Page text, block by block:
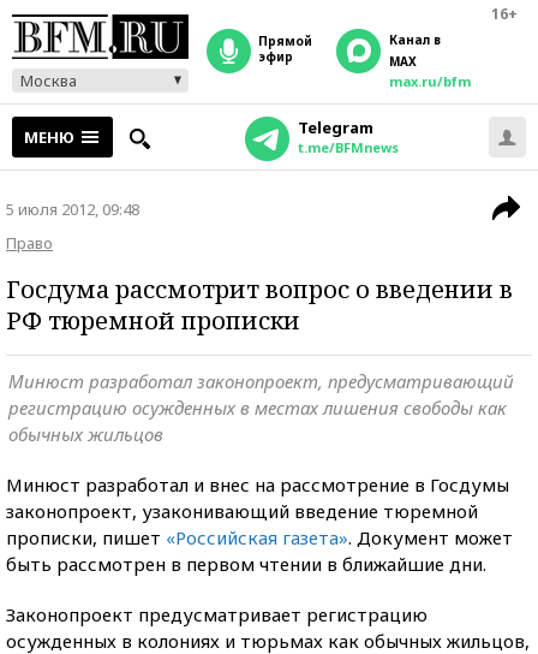
16+
Москва
прямой
эфир
Канал в
MAX
max.ru/bfm
МЕНЮ Telegram
t.me/BFMnews
5 июля 2012, 09:48
Право
Госдума рассмотрит вопрос о введении в
РФ тюремной прописки
Минюст разработал законопроект, предусматривающий
регистрацию осужденных в местах лишения свободы как
обычных жильцов
Минюст разработал и внес на рассмотрение в Госдумы
законопроект, узаконивающий введение тюремной
прописки, пишет «Российская газета». Документ может
быть рассмотрен в первом чтении в ближайшие дни.
Законопроект предусматривает регистрацию
осужденных в колониях и тюрьмах как обычных жильцов,